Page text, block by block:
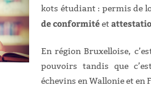
kots étudiant : permis de
de conformitéet
En région Bruxelloise,
pouvoirs tandis que
échevins en Wallonie et en